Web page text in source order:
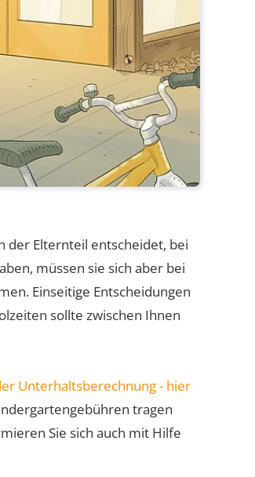
der Elternteil entscheidet, bei
müssen sie sich aber bei
Einseitige Entscheidungen
sollte zwischen Ihnen
Unterhaltsberechnung - hier
tragen
Sie sich auch mit Hilfe